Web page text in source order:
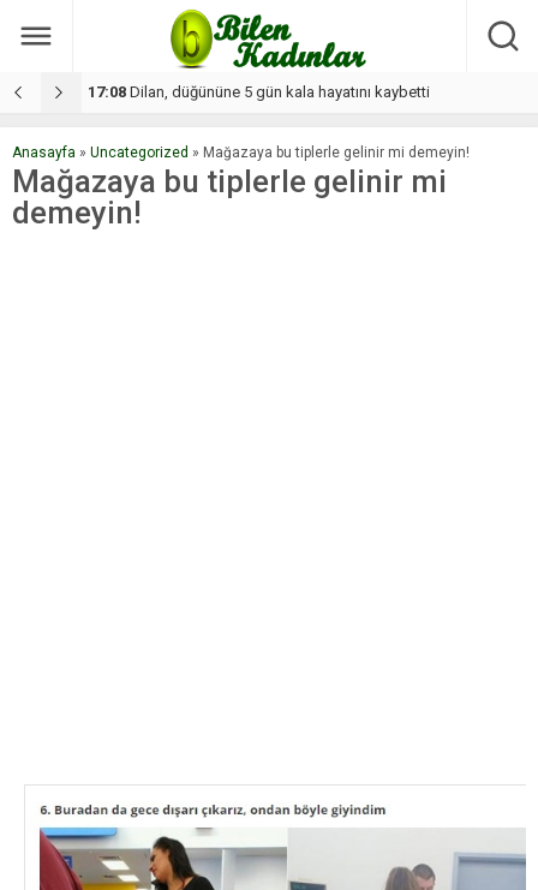
17:08 Dilan, düğününe 5 gün kala hayatını kaybetti
Anasayfa » Uncategorized » Mağazaya bu tiplerle gelinir mi demeyin!
Mağazaya bu tiplerle gelinir mi
demeyin!